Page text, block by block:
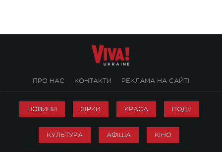
ПРО НАС КОНТАКТИ РЕКЛАМА НА САЙТІ
НОВИНИ ЗІРКИ КРАСА ПОДІЇ
КУЛЬТУРА АФІША КІНО